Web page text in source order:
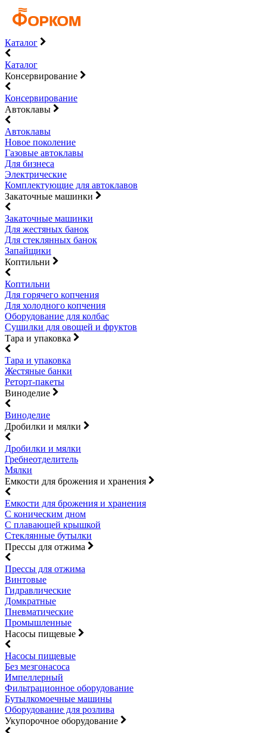
Каталог
Каталог
Консервирование
Консервирование
Автоклавы
Автоклавы
Новое поколение
Газовые автоклавы
Для бизнеса
Электрические
Комплектующие для автоклавов
Закаточные машинки
Закаточные машинки
Для жестяных банок
Для стеклянных банок
Запайщики
Коптильни
Коптильни
Для горячего копчения
Для холодного копчения
Оборудование для колбас
Сушилки для овощей и фруктов
Тара и упаковка
Тара и упаковка
Жестяные банки
Реторт-пакеты
Виноделие
Виноделие
Дробилки и мялки
Дробилки и мялки
Гребнеотделитель
Мялки
Емкости для брожения и хранения
Емкости для брожения и хранения
С коническим дном
С плавающей крышкой
Стеклянные бутылки
Прессы для отжима
Прессы для отжима
Винтовые
Гидравлические
Домкратные
Пневматические
Промышленные
Насосы пищевые
Насосы пищевые
Без мезгонасоса
Импеллерный
Фильтрационное оборудование
Бутылкомоечные машины
Оборудование для розлива
Укупорочное оборудование